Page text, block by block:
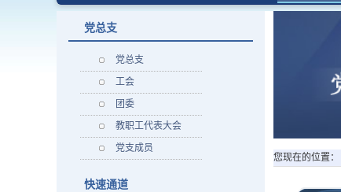
党总支
党总支
工会
团委
教职工代表大会
党支成员
快速通道
您现在的位置：